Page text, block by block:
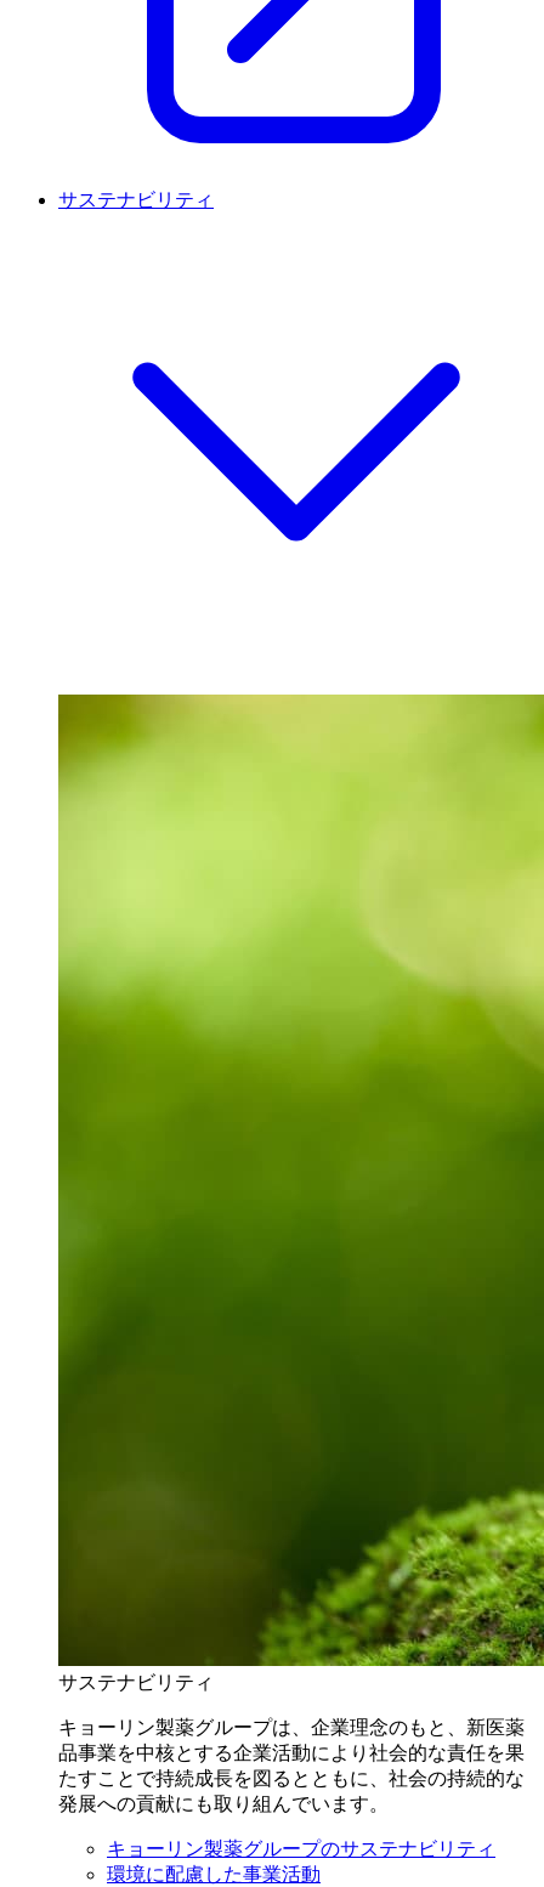
サステナビリティ
サステナビリティ
キョーリン製薬グループは、企業理念のもと、新医薬
品事業を中核とする企業活動により社会的な責任を果
たすことで持続成長を図るとともに、社会の持続的な
発展への貢献にも取り組んでいます。
キョーリン製薬グループのサステナビリティ
環境に配慮した事業活動